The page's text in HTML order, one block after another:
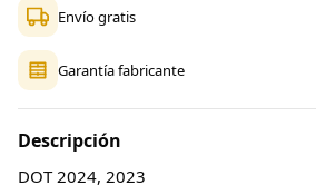
Envío gratis
Garantía fabricante
Descripción
DOT 2024, 2023